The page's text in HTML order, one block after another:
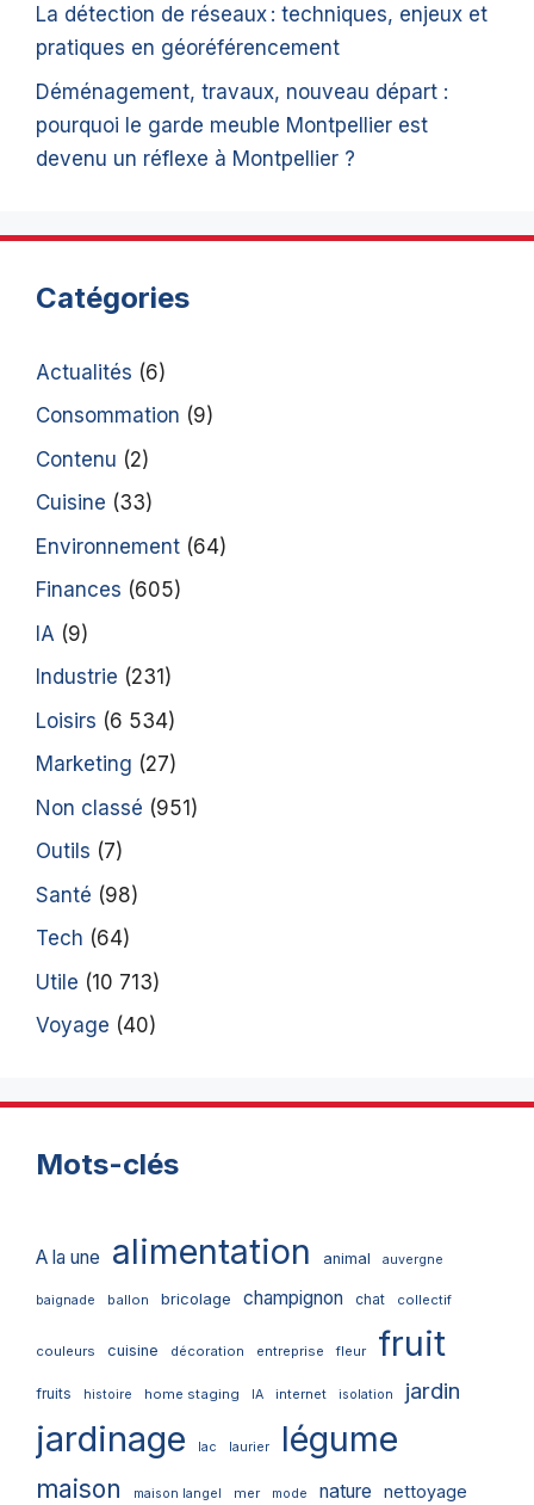
La détection de réseaux : techniques, enjeux et
pratiques en géoréférencement
Déménagement, travaux, nouveau départ :
pourquoi le garde meuble Montpellier est
devenu un réflexe à Montpellier ?
Catégories
Actualités (6)
Consommation (9)
Contenu (2)
Cuisine (33)
Environnement (64)
Finances (605)
IA (9)
Industrie (231)
Loisirs (6 534)
Marketing (27)
Non classé (951)
Outils (7)
Santé (98)
Tech (64)
Utile (10 713)
Voyage (40)
Mots-clés
A la une alimentation animal auvergne
baignade ballon bricolage champignon chat collectif
couleurs cuisine décoration entreprise fleur fruit
fruits histoire home staging IA internet isolation jardin
jardinage lac laurier légume
maison maison langel mer mode nature nettoyage